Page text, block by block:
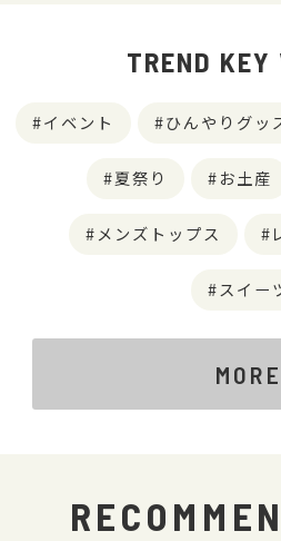
TREND KEY
イベント ひんやりグッ
夏祭り お土産
メンズトップス
スイー
MORE